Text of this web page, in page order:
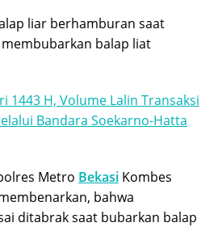
liar berhamburan saat
balap liat
1443 H, Volume Lalin Transaksi
Bandara Soekarno-Hatta
Metro Bekasi Kombes
bahwa
ditabrak saat bubarkan balap